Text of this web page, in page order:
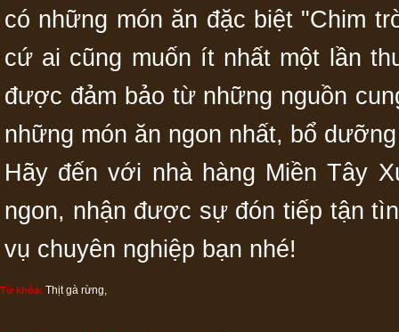
có những món ăn đặc biệt "Chim
cứ ai cũng muốn ít nhất một lần
được đảm bảo từ những nguồn
những món ăn ngon nhất, bổ
Hãy đến với nhà hàng Miền Tây
ngon, nhận được sự đón tiếp tận
vụ chuyên nghiệp bạn nhé!
Từ khóa: Thịt gà rừng,